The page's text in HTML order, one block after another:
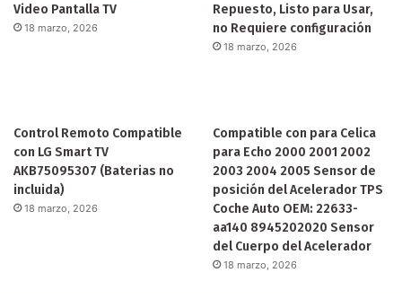
Video Pantalla TV
18 marzo, 2026
Repuesto, Listo para Usar,
no Requiere configuración
18 marzo, 2026
Control Remoto Compatible
con LG Smart TV
AKB75095307 (Baterias no
incluida)
18 marzo, 2026
Compatible con para Celica
para Echo 2000 2001 2002
2003 2004 2005 Sensor de
posición del Acelerador TPS
Coche Auto OEM: 22633-
aa140 8945202020 Sensor
del Cuerpo del Acelerador
18 marzo, 2026